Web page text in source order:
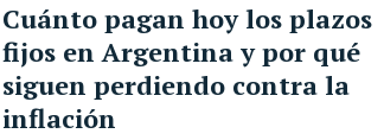
Cuánto pagan hoy los plazos
fijos en Argentina y por qué
siguen perdiendo contra la
inflación